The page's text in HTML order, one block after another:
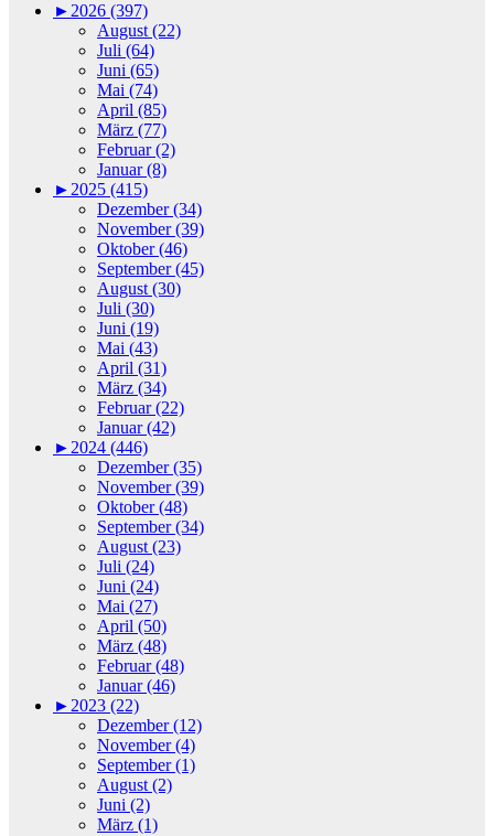
► 2026 (397)
August (22)
Juli (64)
Juni (65)
Mai (74)
April (85)
März (77)
Februar (2)
Januar (8)
► 2025 (415)
Dezember (34)
November (39)
Oktober (46)
September (45)
August (30)
Juli (30)
Juni (19)
Mai (43)
April (31)
März (34)
Februar (22)
Januar (42)
► 2024 (446)
Dezember (35)
November (39)
Oktober (48)
September (34)
August (23)
Juli (24)
Juni (24)
Mai (27)
April (50)
März (48)
Februar (48)
Januar (46)
► 2023 (22)
Dezember (12)
November (4)
September (1)
August (2)
Juni (2)
März (1)